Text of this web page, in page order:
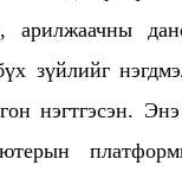
арилжаачны
зүйлийг
нэгтгэсэн.